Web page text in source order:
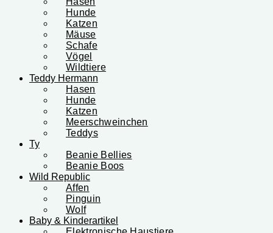
Hunde
Katzen
Mäuse
Schafe
Vögel
Wildtiere
Teddy Hermann
Hasen
Hunde
Katzen
Meerschweinchen
Teddys
Ty
Beanie Bellies
Beanie Boos
Wild Republic
Affen
Pinguin
Wolf
Baby & Kinderartikel